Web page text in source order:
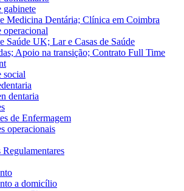
gabinete
Medicina Dentária; Clínica em Coimbra
operacional
Saúde UK; Lar e Casas de Saúde
Apoio na transição; Contrato Full Time
social
dentaria
de Enfermagem
operacionais
Regulamentares
a domicílio